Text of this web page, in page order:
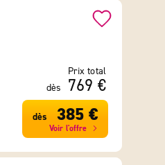
Prix total
dès
769 €
dès 385 €
Voir l'offre